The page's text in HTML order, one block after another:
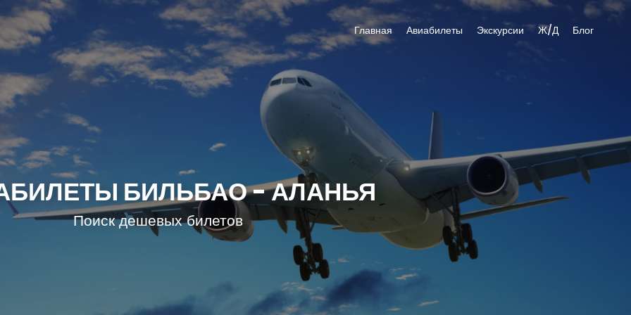
Главная Авиабилеты Экскурсии Ж/Д Блог
БИЛЬБАО - АЛАНЬЯ
Поиск дешевых билетов